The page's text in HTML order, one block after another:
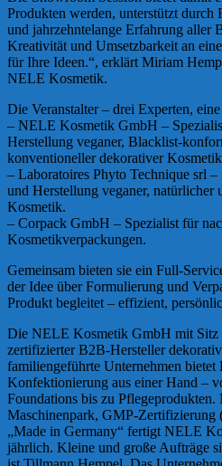
Produkten werden, unterstützt durch
und jahrzehntelange Erfahrung aller
Kreativität und Umsetzbarkeit an
für Ihre Ideen.“, erklärt Miriam
NELE Kosmetik.
Die Veranstalter – drei Experten,
– NELE Kosmetik GmbH –
Herstellung veganer, Blacklist-
konventioneller dekorativer
– Laboratoires Phyto Technique srl
und Herstellung veganer, natürlicher
Kosmetik.
– Corpack GmbH – Spezialist für
Kosmetikverpackungen.
Gemeinsam bieten sie ein Full-
der Idee über Formulierung und
Produkt begleitet – effizient,
Die NELE Kosmetik GmbH mit Sitz
zertifizierter B2B-Hersteller
familiengeführte Unternehmen
Konfektionierung aus einer Hand –
Foundations bis zu Pflegeprodukten.
Maschinenpark, GMP-Zertifizierung
„Made in Germany“ fertigt NELE
jährlich. Kleine und große Aufträge